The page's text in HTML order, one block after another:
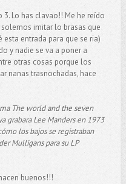
Lo has clavao!! Me he reído
imitar lo brasas que
entrada para que se ria)
y nadie se va a poner a
otras cosas porque los
nanas trasnochadas, hace
The world and the seven
grabara Lee Manders en 1973
los bajos se registraban
Mulligans para su LP
buenos!!!